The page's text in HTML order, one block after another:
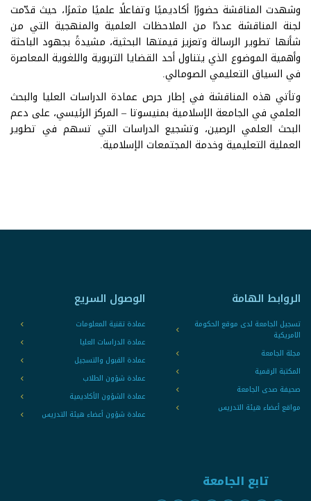
وشهدت المناقشة حضورًا أكاديميًا وتفاعلًا علميًا مثمرًا، حيث قدّمت
لجنة المناقشة عددًا من الملاحظات العلمية والمنهجية التي من
شأنها تطوير الرسالة وتعزيز قيمتها البحثية، مشيدةً بجهود الباحثة
وأهمية الموضوع الذي يتناول أحد القضايا التربوية واللغوية المعاصرة
في السياق التعليمي الصومالي.
وتأتي هذه المناقشة في إطار حرص عمادة الدراسات العليا والبحث
العلمي في الجامعة الإسلامية بمنيسوتا – المركز الرئيسي، على دعم
البحث العلمي الرصين، وتشجيع الدراسات التي تسهم في تطوير
العملية التعليمية وخدمة المجتمعات الإسلامية.
الروابط الهامة
تسجيل الجامعة لدى موقع الحكومة
الامريكية
مجلة الجامعة
المكتبة الرقمية
صحيفة صدى الجامعة
مواقع أعضاء هيئة التدريس
الوصول السريع
عمادة تقنية المعلومات
عمادة الدراسات العليا
عمادة القبول والتسجيل
عمادة شؤون الطلاب
عمادة الشؤون الأكاديمية
عمادة شؤون أعضاء هيئة التدريس
تابع الجامعة